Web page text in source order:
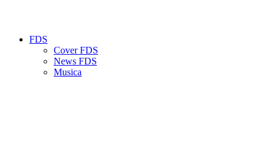
FDS
Cover FDS
News FDS
Musica